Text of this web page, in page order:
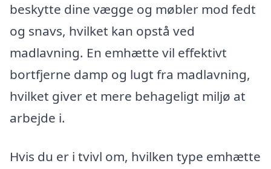
beskytte dine vægge og møbler mod fedt
og snavs, hvilket kan opstå ved
madlavning. En emhætte vil effektivt
bortfjerne damp og lugt fra madlavning,
hvilket giver et mere behageligt miljø at
arbejde i.
Hvis du er i tvivl om, hvilken type emhætte